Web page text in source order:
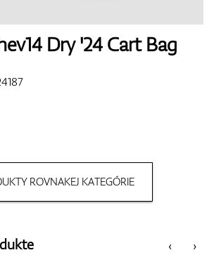
Bags
Dry '24 Cart Bag
ROVNAKEJ KATEGÓRIE
‹ ›